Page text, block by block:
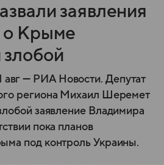
заявления
о Крыме
— РИА Новости. Депутат
региона Михаил Шеремет
заявление Владимира
пока планов
под контроль Украины.